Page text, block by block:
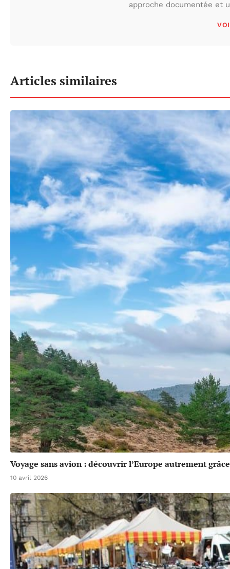
approche documentée et
Articles similaires
Voyage sans avion : découvrir l’Europe autrement
10 avril 2026